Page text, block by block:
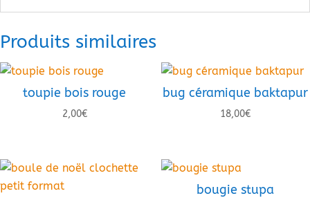
Produits similaires
toupie bois rouge
2,00€
bug céramique baktapur
18,00€
bougie stupa